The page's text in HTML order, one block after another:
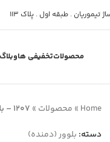
. طبقه اول . پلاک 113
محصولاتتخفیفی هاوبلاگ
Home
» محصولات » 1207 – بلوور برقی 600 وات دیمردار
دسته: بلوور (دمنده)